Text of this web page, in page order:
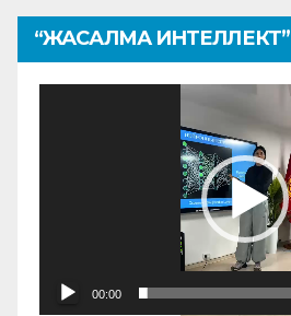
“ЖАСАЛМА ИНТЕЛЛЕКТ”
00:00